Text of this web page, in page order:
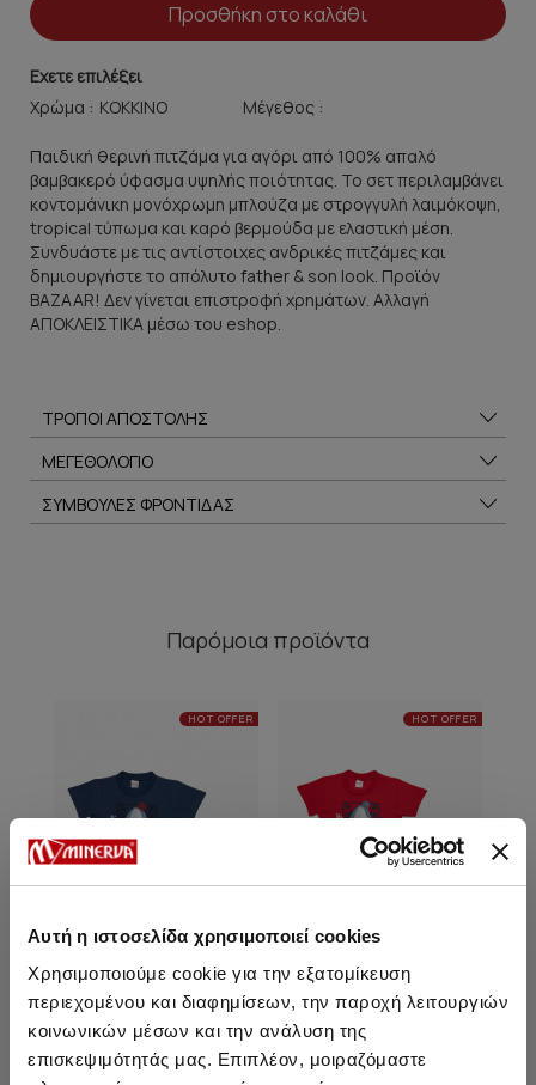
Αυτή η ιστοσελίδα χρησιμοποιεί cookies
Χρησιμοποιούμε cookie για την εξατομίκευση
περιεχομένου και διαφημίσεων, την παροχή λειτουργιών
κοινωνικών μέσων και την ανάλυση της
επισκεψιμότητάς μας. Επιπλέον, μοιραζόμαστε
Προσθήκη στο καλάθι
Εχετε επιλέξει
Χρώμα :
Μέγεθος :
Παιδική θερινή πιτζάμα για αγόρι από 100% απαλό
βαμβακερό ύφασμα υψηλής ποιότητας. Το σετ περιλαμβάνει
κοντομάνικη μονόχρωμη μπλούζα με στρογγυλή λαιμόκοψη,
tropical τύπωμα και καρό βερμούδα με ελαστική μέση.
Συνδυάστε με τις αντίστοιχες ανδρικές πιτζάμες και
δημιουργήστε το απόλυτο father & son look. Προϊόν
BAZAAR! Δεν γίνεται επιστροφή χρημάτων. Αλλαγή
ΑΠΟΚΛΕΙΣΤΙΚΑ μέσω του eshop.
ΤΡΟΠΟΙ ΑΠΟΣΤΟΛΗΣ
ΜΕΓΕΘΟΛΟΓΙΟ
ΣΥΜΒΟΥΛΕΣ ΦΡΟΝΤΙΔΑΣ
Παρόμοια προϊόντα
HOT OFFER
Summer Vibes Κοντομάνικη
Βρεφική Πυτζάμα
HOT OFFER
Summer Vibes Κοντομάνικη
Βρεφική Πυτζάμα